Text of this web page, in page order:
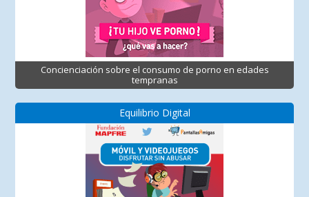
Concienciación sobre el consumo de porno en edades
tempranas
Equilibrio Digital